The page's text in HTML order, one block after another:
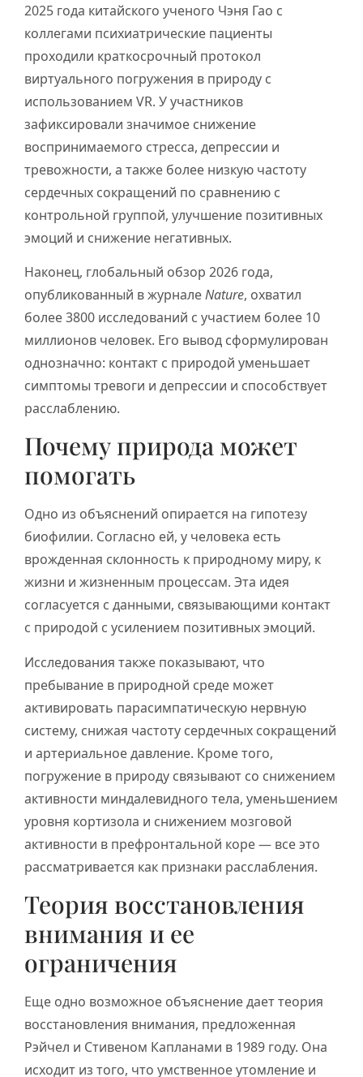
2025 года китайского ученого Чэня Гао с
коллегами психиатрические пациенты
проходили краткосрочный протокол
виртуального погружения в природу с
использованием VR. У участников
зафиксировали значимое снижение
воспринимаемого стресса, депрессии и
тревожности, а также более низкую частоту
сердечных сокращений по сравнению с
контрольной группой, улучшение позитивных
эмоций и снижение негативных.
Наконец, глобальный обзор 2026 года,
опубликованный в журналеNature, охватил
более 3800 исследований с участием более 10
миллионов человек. Его вывод сформулирован
однозначно: контакт с природой уменьшает
симптомы тревоги и депрессии и способствует
расслаблению.
Почему природа может
помогать
Одно из объяснений опирается на гипотезу
биофилии. Согласно ей, у человека есть
врожденная склонность к природному миру, к
жизни и жизненным процессам. Эта идея
согласуется с данными, связывающими контакт
с природой с усилением позитивных эмоций.
Исследования также показывают, что
пребывание в природной среде может
активировать парасимпатическую нервную
систему, снижая частоту сердечных сокращений
и артериальное давление. Кроме того,
погружение в природу связывают со снижением
активности миндалевидного тела, уменьшением
уровня кортизола и снижением мозговой
активности в префронтальной коре — все это
рассматривается как признаки расслабления.
Теория восстановления
внимания и ее
ограничения
Еще одно возможное объяснение дает теория
восстановления внимания, предложенная
Рэйчел и Стивеном Капланами в 1989 году. Она
исходит из того, что умственное утомление и